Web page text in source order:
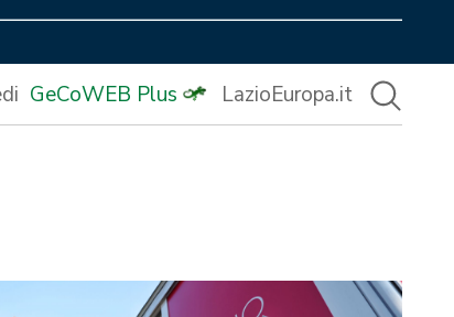
GeCoWEB Plus LazioEuropa.it